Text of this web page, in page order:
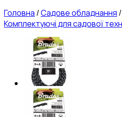
Головна /Садове обладнання /
Комплектуючі для садової